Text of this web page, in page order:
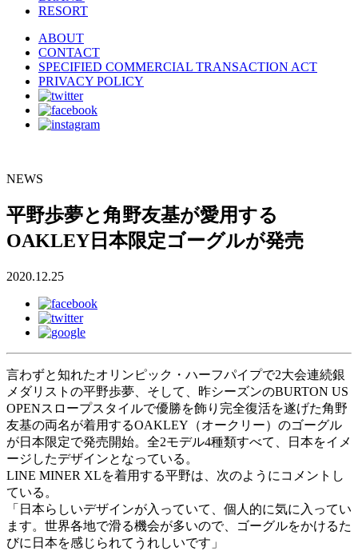
RESORT
ABOUT
CONTACT
SPECIFIED COMMERCIAL TRANSACTION ACT
PRIVACY POLICY
NEWS
平野歩夢と角野友基が愛用する
OAKLEY日本限定ゴーグルが発売
2020.12.25
言わずと知れたオリンピック・ハーフパイプで2大会連続銀
メダリストの平野歩夢、そして、昨シーズンのBURTON US
OPENスロープスタイルで優勝を飾り完全復活を遂げた角野
友基の両名が着用するOAKLEY（オークリー）のゴーグル
が日本限定で発売開始。全2モデル4種類すべて、日本をイメ
ージしたデザインとなっている。
LINE MINER XLを着用する平野は、次のようにコメントし
ている。
「日本らしいデザインが入っていて、個人的に気に入ってい
ます。世界各地で滑る機会が多いので、ゴーグルをかけるた
びに日本を感じられてうれしいです」